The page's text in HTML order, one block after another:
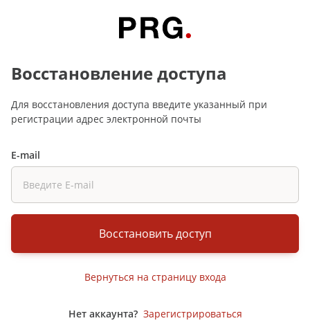
Восстановление доступа
Для восстановления доступа введите указанный при
регистрации адрес электронной почты
E-mail
Восстановить доступ
Вернуться на страницу входа
Нет аккаунта? Зарегистрироваться